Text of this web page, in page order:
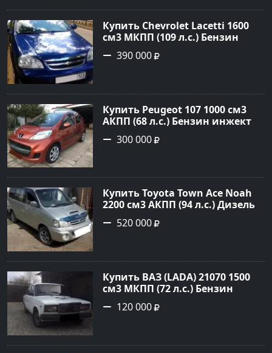
Купить Chevrolet Lacetti 1600
см3 МКПП (109 л.с.) Бензин
инжектор в Краснодар: цвет
Синий Седан 2012 года по цене
390 000
Купить Peugeot 107 1000 см3
АКПП (68 л.с.) Бензин инжектор
в Новотиторовская: цвет
Красный Хетчбэк 2011 года по
Авторынок23
300 000
Купить Toyota Town Ace Noah
2200 см3 АКПП (94 л.с.) Дизель
турбонаддув в
Новониколаевская : цвет
объявление №24442 на сайте
Авторынок23
520 000
Купить ВАЗ (LADA) 21070 1500
см3 МКПП (72 л.с.) Бензин
карбюратор в Анапская : цвет
Белый Седан 2001 года по цене
120 000